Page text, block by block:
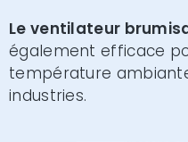
Le ventilateur
également efficace
température
industries.